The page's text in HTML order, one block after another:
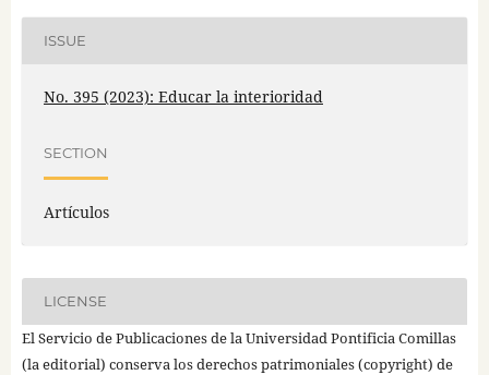
ISSUE
No. 395 (2023): Educar la interioridad
SECTION
Artículos
LICENSE
El Servicio de Publicaciones de la Universidad Pontificia Comillas
(la editorial) conserva los derechos patrimoniales (copyright) de